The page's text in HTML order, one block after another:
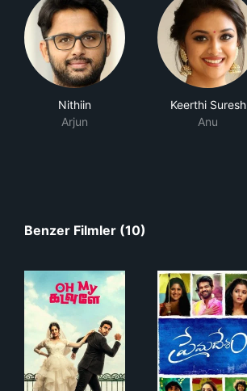
Nithiin
Arjun
Keerthi Suresh
Anu
Benzer Filmler (10)